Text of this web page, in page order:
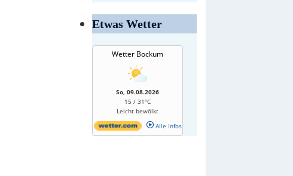
Etwas Wetter
Wetter Bockum
So, 09.08.2026
15 / 31°C
Leicht bewölkt
Alle Infos